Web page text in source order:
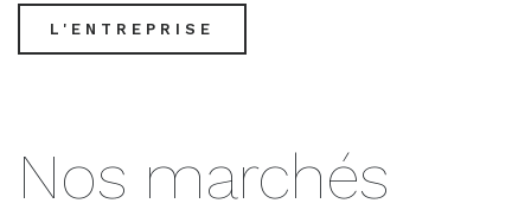
L'ENTREPRISE
Nos marchés